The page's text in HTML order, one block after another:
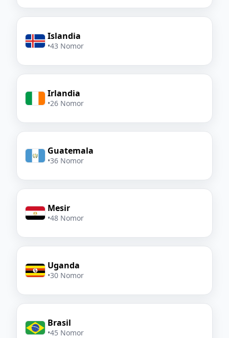
Islandia
•43 Nomor
Irlandia
•26 Nomor
Guatemala
•36 Nomor
Mesir
•48 Nomor
Uganda
•30 Nomor
Brasil
•45 Nomor